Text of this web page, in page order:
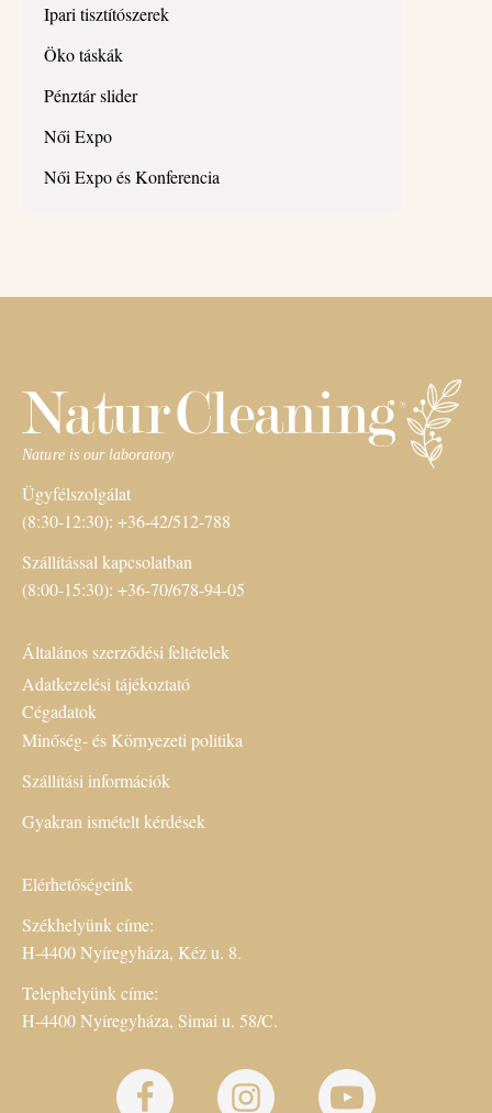
Ipari tisztítószerek
Öko táskák
Pénztár slider
Női Expo
Női Expo és Konferencia
Ügyfélszolgálat
(8:30-12:30): +36-42/512-788
Szállítással kapcsolatban
(8:00-15:30): +36-70/678-94-05
Általános szerződési feltételek
Adatkezelési tájékoztató
Cégadatok
Minőség- és Környezeti politika
Szállítási információk
Gyakran ismételt kérdések
Elérhetőségeink
Székhelyünk címe:
H-4400 Nyíregyháza, Kéz u. 8.
Telephelyünk címe:
H-4400 Nyíregyháza, Simai u. 58/C.